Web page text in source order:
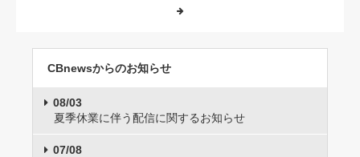
CBnewsからのお知らせ
08/03
夏季休業に伴う配信に関するお知らせ
07/08